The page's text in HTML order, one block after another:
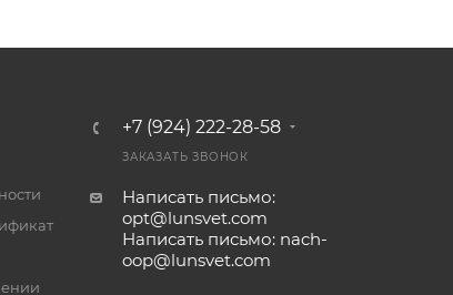
+7 (924) 222-28-58
ЗАКАЗАТЬ ЗВОНОК
Написать письмо:
opt@lunsvet.com
Написать письмо: nach-
oop@lunsvet.com